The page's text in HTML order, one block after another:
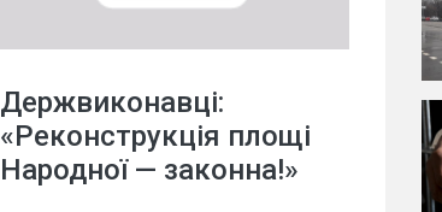
Держвиконавці:
«Реконструкція площі
Народної — законна!»